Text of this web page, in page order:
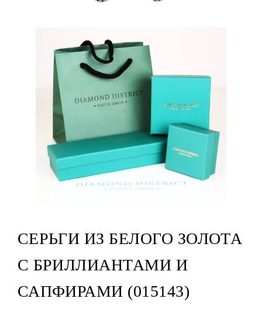
СЕРЬГИ ИЗ БЕЛОГО ЗОЛОТА
С БРИЛЛИАНТАМИ И
САПФИРАМИ (015143)